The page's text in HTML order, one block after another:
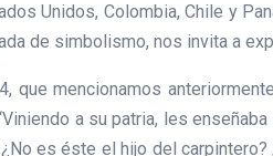
Unidos, Colombia, Chile y
de simbolismo, nos invita a
que mencionamos
a su patria, les
es éste el hijo del